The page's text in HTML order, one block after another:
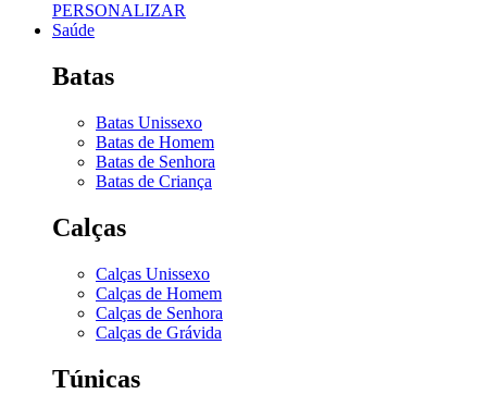
PERSONALIZAR
Saúde
Batas
Batas Unissexo
Batas de Homem
Batas de Senhora
Batas de Criança
Calças
Calças Unissexo
Calças de Homem
Calças de Senhora
Calças de Grávida
Túnicas